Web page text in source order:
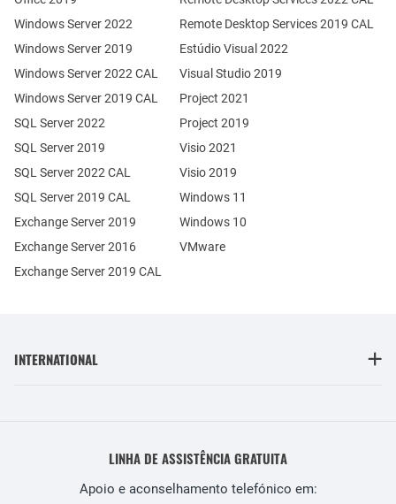
Windows Server 2022
Windows Server 2019
Exchange Server 2019
Exchange Server 2016
SQL Server 2022
SQL Server 2019
Windows Server 2022 CAL
Windows Server 2019 CAL
SQL Server 2022 CAL
SQL Server 2019 CAL
Remote Desktop Services 2019 CAL
Exchange Server 2019 CAL
Estúdio Visual 2022
Visual Studio 2019
Project 2021
Project 2019
Visio 2021
Visio 2019
Windows 11
Windows 10
VMware
INTERNATIONAL
LINHA DE ASSISTÊNCIA GRATUITA
Apoio e aconselhamento telefónico em: